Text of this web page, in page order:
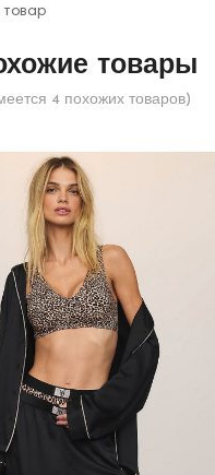
товары
4 похожих товаров)